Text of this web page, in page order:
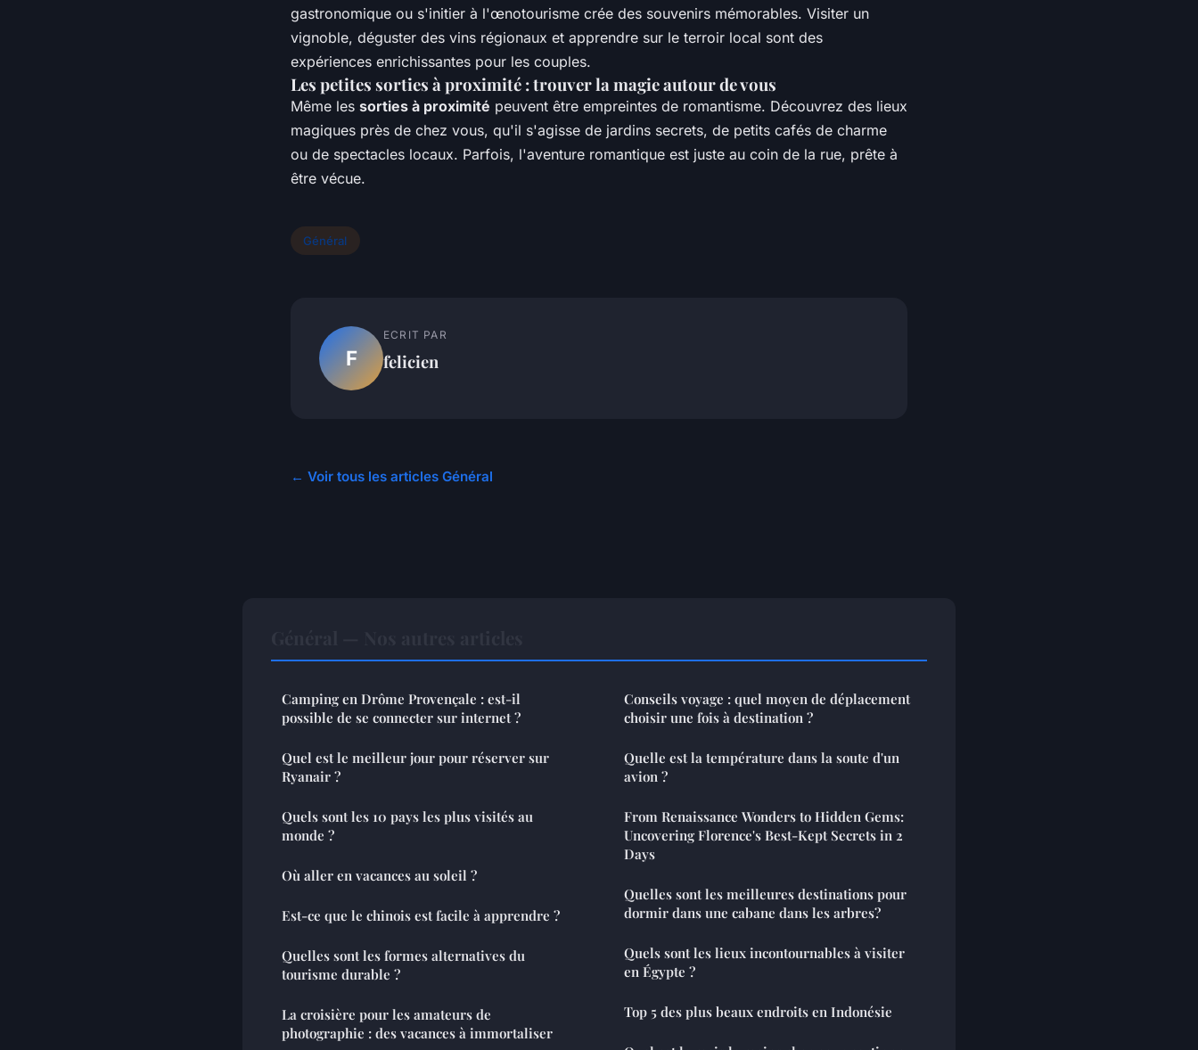
gastronomique ou s'initier à l'œnotourisme crée des souvenirs mémorables. Visiter un
vignoble, déguster des vins régionaux et apprendre sur le terroir local sont des
expériences enrichissantes pour les couples.
Les petites sorties à proximité : trouver la magie autour de vous
Même les sorties à proximité peuvent être empreintes de romantisme. Découvrez des lieux
magiques près de chez vous, qu'il s'agisse de jardins secrets, de petits cafés de charme
ou de spectacles locaux. Parfois, l'aventure romantique est juste au coin de la rue, prête à
être vécue.
Général
F
ECRIT PAR
felicien
← Voir tous les articles Général
Camping en Drôme Provençale : est-il
possible de se connecter sur internet ?
Quel est le meilleur jour pour réserver sur
Ryanair ?
Quels sont les 10 pays les plus visités au
monde ?
Où aller en vacances au soleil ?
Est-ce que le chinois est facile à apprendre ?
Quelles sont les formes alternatives du
tourisme durable ?
La croisière pour les amateurs de
photographie : des vacances à immortaliser
Conseils voyage : quel moyen de déplacement
choisir une fois à destination ?
Quelle est la température dans la soute d'un
avion ?
From Renaissance Wonders to Hidden Gems:
Uncovering Florence's Best-Kept Secrets in 2
Days
Quelles sont les meilleures destinations pour
dormir dans une cabane dans les arbres?
Quels sont les lieux incontournables à visiter
en Égypte ?
Top 5 des plus beaux endroits en Indonésie